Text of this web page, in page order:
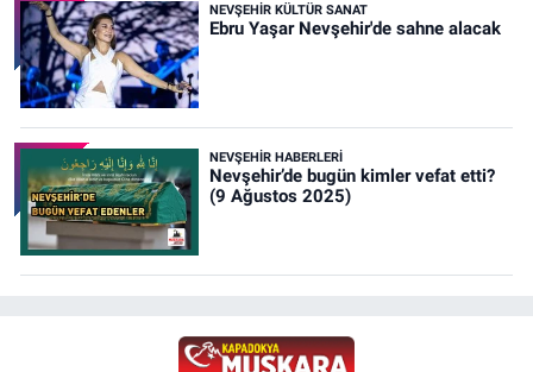
NEVŞEHIR KÜLTÜR SANAT
Ebru Yaşar Nevşehir'de sahne alacak
NEVŞEHIR HABERLERI
Nevşehir’de bugün kimler vefat etti?
(9 Ağustos 2025)